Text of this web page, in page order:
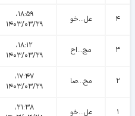
۴ عل...خو
۱۸:۵۹،
۱۴۰۳/۰۳/۲۹
۳ مج...اح
۱۸:۱۲،
۱۴۰۳/۰۳/۲۹
۲ مح...صا
۱۷:۴۷،
۱۴۰۳/۰۳/۲۹
۱ عل...خو
۲۱:۳۸،